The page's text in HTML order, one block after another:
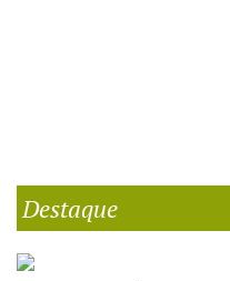
Destaque